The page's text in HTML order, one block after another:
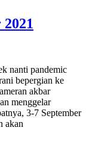
nanti pandemic
bepergian ke
akbar
menggelar
3-7 September
akan